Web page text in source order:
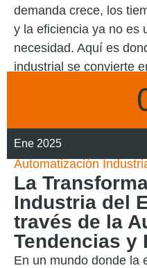
demanda crece, los
y la eficiencia ya no es
necesidad. Aquí es
industrial se convierte
Ene 2025
Automatización
La
Industria del
través de la
Tendencias y
En un mundo donde la